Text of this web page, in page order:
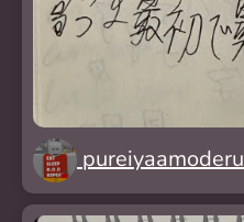
pureiyaamoderu